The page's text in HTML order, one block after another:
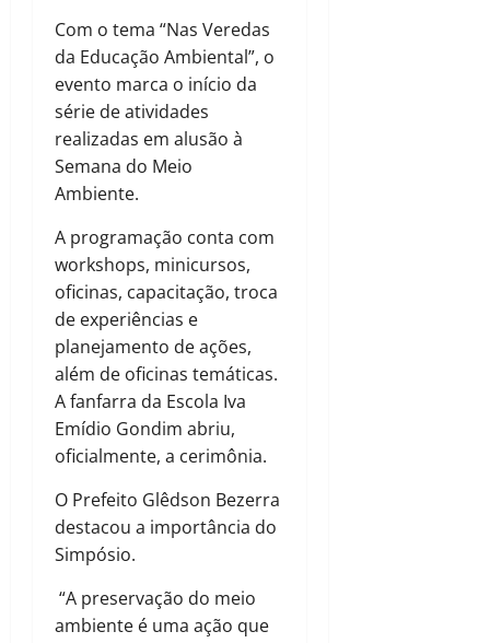
Com o tema “Nas Veredas
da Educação Ambiental”, o
evento marca o início da
série de atividades
realizadas em alusão à
Semana do Meio
Ambiente.
A programação conta com
workshops, minicursos,
oficinas, capacitação, troca
de experiências e
planejamento de ações,
além de oficinas temáticas.
A fanfarra da Escola Iva
Emídio Gondim abriu,
oficialmente, a cerimônia.
O Prefeito Glêdson Bezerra
destacou a importância do
Simpósio.
“A preservação do meio
ambiente é uma ação que